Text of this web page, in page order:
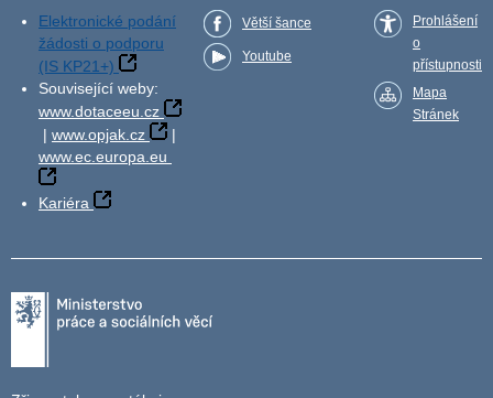
Elektronické podání
žádosti o podporu
(IS KP21+)
Související weby:
www.dotaceeu.cz
| www.opjak.cz
|
www.ec.europa.eu
Kariéra
Větší šance
Youtube
Prohlášení
o
přístupnosti
Mapa
Stránek